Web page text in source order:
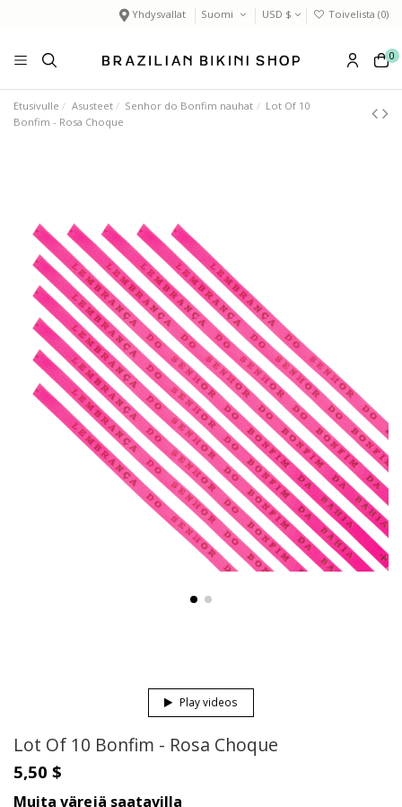
Yhdysvallat Suomi USD $ Toivelista (0)
0
Etusivulle Asusteet Senhor do Bonfim nauhat
Lot Of 10
Bonfim - Rosa Choque
Play videos
Lot Of 10 Bonfim - Rosa Choque
5,50 $
Muita värejä saatavilla